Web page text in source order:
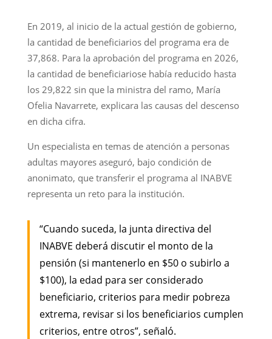
En 2019, al inicio de la actual gestión de gobierno,
la cantidad de beneficiarios del programa era de
37,868. Para la aprobación del programa en 2026,
la cantidad de beneficiariose había reducido hasta
los 29,822 sin que la ministra del ramo, María
Ofelia Navarrete, explicara las causas del descenso
en dicha cifra.
Un especialista en temas de atención a personas
adultas mayores aseguró, bajo condición de
anonimato, que transferir el programa al INABVE
representa un reto para la institución.
“Cuando suceda, la junta directiva del
INABVE deberá discutir el monto de la
pensión (si mantenerlo en $50 o subirlo a
$100), la edad para ser considerado
beneficiario, criterios para medir pobreza
extrema, revisar si los beneficiarios cumplen
criterios, entre otros”, señaló.